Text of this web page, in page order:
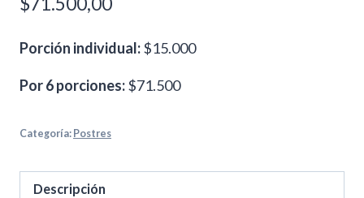
Porción individual:$15.000
Por 6 porciones:$71.500
Categoría: Postres
Descripción